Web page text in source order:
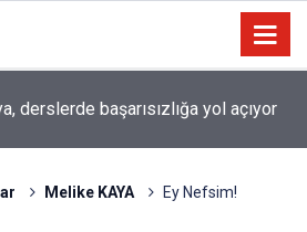
derslerde başarısızlığa yol açıyor
Melike KAYA Ey Nefsim!